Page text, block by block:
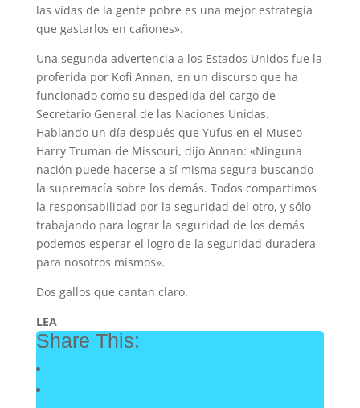
las vidas de la gente pobre es una mejor estrategia
que gastarlos en cañones».
Una segunda advertencia a los Estados Unidos fue la
proferida por Kofi Annan, en un discurso que ha
funcionado como su despedida del cargo de
Secretario General de las Naciones Unidas.
Hablando un día después que Yufus en el Museo
Harry Truman de Missouri, dijo Annan: «Ninguna
nación puede hacerse a sí misma segura buscando
la supremacía sobre los demás. Todos compartimos
la responsabilidad por la seguridad del otro, y sólo
trabajando para lograr la seguridad de los demás
podemos esperar el logro de la seguridad duradera
para nosotros mismos».
Dos gallos que cantan claro.
LEA
Share This: